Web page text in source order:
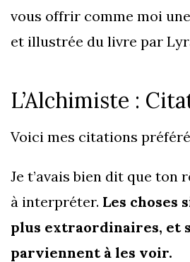
vous offrir comme moi
et illustrée du livre par
L’Alchimiste :
Voici mes citations
Je t’avais bien dit que ton
à interpréter. Les choses
plus extraordinaires, et
parviennent à les voir.